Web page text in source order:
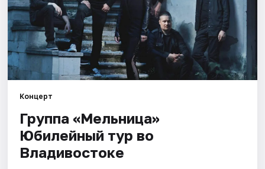
События
Города
Артисты
Рейтинги
Концерт
Группа «Мельница»
Юбилейный тур во
Владивостоке